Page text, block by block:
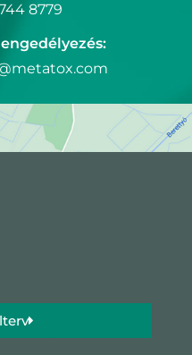
8779